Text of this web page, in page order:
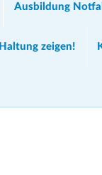
Ausbildung
Haltung zeigen!